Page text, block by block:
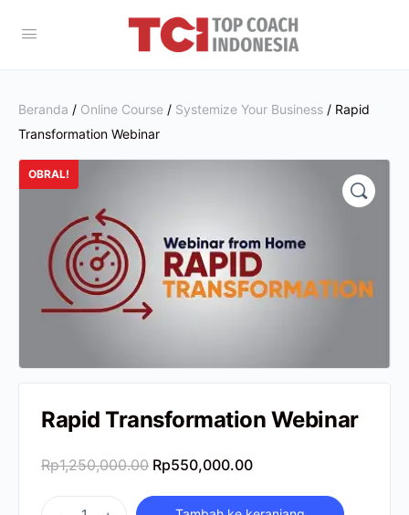
Beranda / Online Course / Systemize Your Business / Rapid
Transformation Webinar
OBRAL!
Rapid Transformation Webinar
Rp1,250,000.00 Rp550,000.00